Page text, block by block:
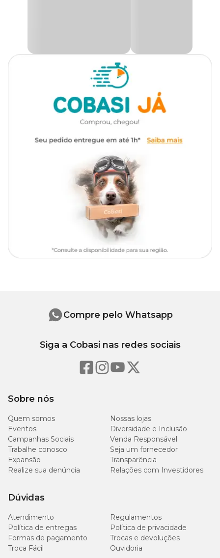
interagir, receber carinhos ou até um petisco. Para garantir
conta com uma guia fixa interna, que pode ser conectada à coleira
ou peitoral do pet, evitando fugas.
preço da Bolsa Buriti Tropical LR São Pet
imbatível. Compre agora mesmo pelo nosso site, app ou em uma
de nossas lojas.
Composição Básica
Tecido de poliéster, MDF, colchão de poliuretano.
Medidas aproximadas
Largura
Sobre nós
Quem somos
Nossas lojas
Eventos
Diversidade e Inclusão
Campanhas Sociais
Venda Responsável
Trabalhe conosco
Seja um fornecedor
Expansão
Transparência
Realize sua denúncia
Relações com Investidores
Dúvidas
Atendimento
Regulamentos
Política de entregas
Política de privacidade
Formas de pagamento
Trocas e devoluções
Troca Fácil
Ouvidoria
Compre pelo Whatsapp
Siga a Cobasi nas redes sociais